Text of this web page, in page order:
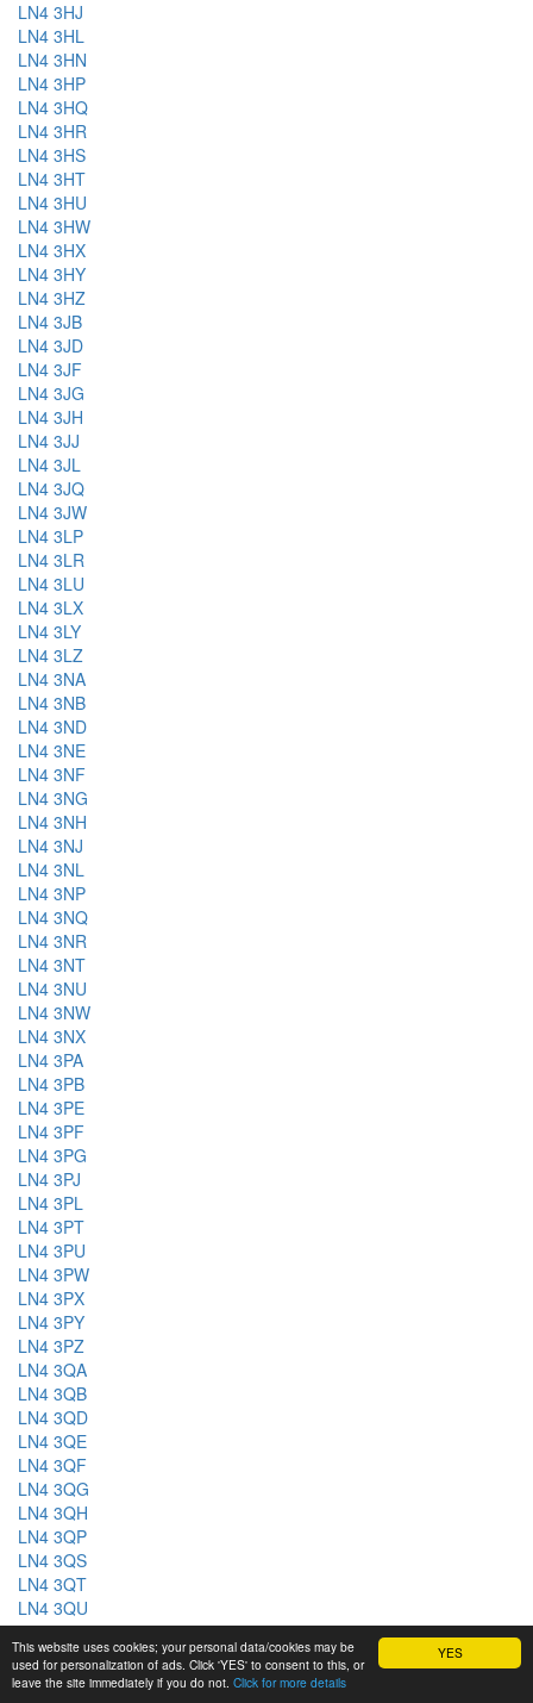
YES
This website uses cookies; your personal data/cookies may be
used for personalization of ads. Click 'YES' to consent to this, or
leave the site immediately if you do not. Click for more details
LN4 3HJ
LN4 3HL
LN4 3HN
LN4 3HP
LN4 3HQ
LN4 3HR
LN4 3HS
LN4 3HT
LN4 3HU
LN4 3HW
LN4 3HX
LN4 3HY
LN4 3HZ
LN4 3JB
LN4 3JD
LN4 3JF
LN4 3JG
LN4 3JH
LN4 3JJ
LN4 3JL
LN4 3JQ
LN4 3JW
LN4 3LP
LN4 3LR
LN4 3LU
LN4 3LX
LN4 3LY
LN4 3LZ
LN4 3NA
LN4 3NB
LN4 3ND
LN4 3NE
LN4 3NF
LN4 3NG
LN4 3NH
LN4 3NJ
LN4 3NL
LN4 3NP
LN4 3NQ
LN4 3NR
LN4 3NT
LN4 3NU
LN4 3NW
LN4 3NX
LN4 3PA
LN4 3PB
LN4 3PE
LN4 3PF
LN4 3PG
LN4 3PJ
LN4 3PL
LN4 3PT
LN4 3PU
LN4 3PW
LN4 3PX
LN4 3PY
LN4 3PZ
LN4 3QA
LN4 3QB
LN4 3QD
LN4 3QE
LN4 3QF
LN4 3QG
LN4 3QH
LN4 3QP
LN4 3QS
LN4 3QT
LN4 3QU
LN4 3QX
LN4 3QY
LN4 3QZ